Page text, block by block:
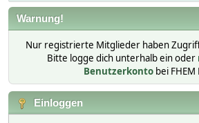
Warnung!
Nur registrierte Mitglieder haben
Bitte logge dich unterhalb ein oder
Benutzerkonto bei
Einloggen